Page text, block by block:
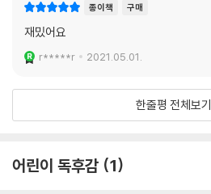
종이책 구매
재밌어요
r*****r 2021.05.01.
한줄평 전체보기
어린이 독후감 1